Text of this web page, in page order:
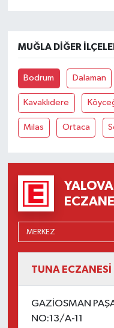
MUĞLA DIĞER
Bodrum Dalaman
Kavaklıdere
Milas Ortaca
TUNA ECZANESİ
GAZİOSMAN
NO:13/A-11